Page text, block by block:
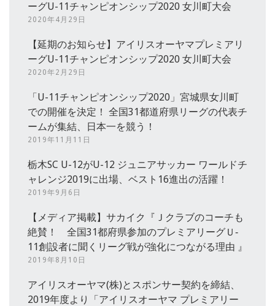
ーグU-11チャンピオンシップ2020 女川町大会
2020年4月29日
【延期のお知らせ】アイリスオーヤマプレミアリ
ーグU-11チャンピオンシップ2020 女川町大会
2020年2月29日
「U-11チャンピオンシップ2020」宮城県女川町
での開催を決定！ 全国31都道府県リーグの代表チ
ームが集結、日本一を競う！
2019年11月11日
栃木SC U-12がU-12 ジュニアサッカー ワールドチ
ャレンジ2019に出場、ベスト16進出の活躍！
2019年9月6日
【メディア掲載】サカイク『Ｊクラブのコーチも
絶賛！ 全国31都府県参加のプレミアリーグＵ‐
11創設者に聞くリーグ戦が強化につながる理由 』
2019年8月10日
アイリスオーヤマ(株)とスポンサー契約を締結、
2019年度より「アイリスオーヤマ プレミアリー